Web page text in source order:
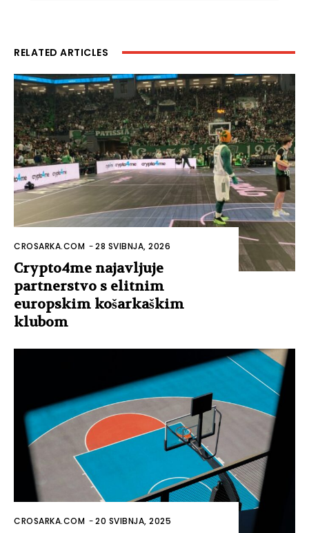
RELATED ARTICLES
CROSARKA.COM -28 SVIBNJA, 2026
Crypto4me najavljuje
partnerstvo s elitnim
europskim košarkaškim
klubom
CROSARKA.COM -20 SVIBNJA, 2025